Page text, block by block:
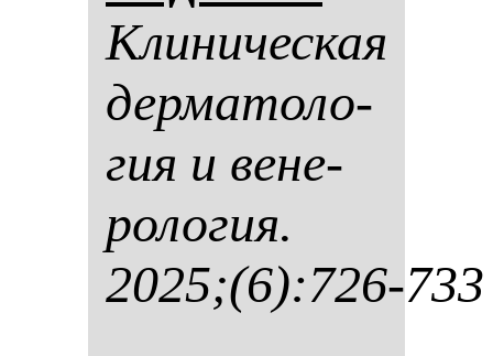
Кли­ни­чес­кая
дер­ма­то­ло­
гия и ве­не­
ро­ло­гия.
2025;(6):726-733